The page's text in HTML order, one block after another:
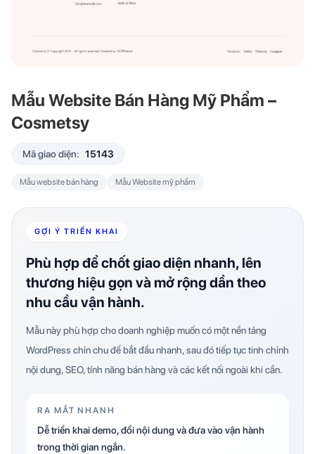
Mẫu Website Bán Hàng Mỹ Phẩm –
Cosmetsy
Mã giao diện: 15143
Mẫu website bán hàng Mẫu Website mỹ phẩm
GỢI Ý TRIỂN KHAI
Phù hợp để chốt giao diện nhanh, lên
thương hiệu gọn và mở rộng dần theo
nhu cầu vận hành.
Mẫu này phù hợp cho doanh nghiệp muốn có một nền tảng
WordPress chỉn chu để bắt đầu nhanh, sau đó tiếp tục tinh chỉnh
nội dung, SEO, tính năng bán hàng và các kết nối ngoài khi cần.
RA MẮT NHANH
Dễ triển khai demo, đổi nội dung và đưa vào vận hành
trong thời gian ngắn.